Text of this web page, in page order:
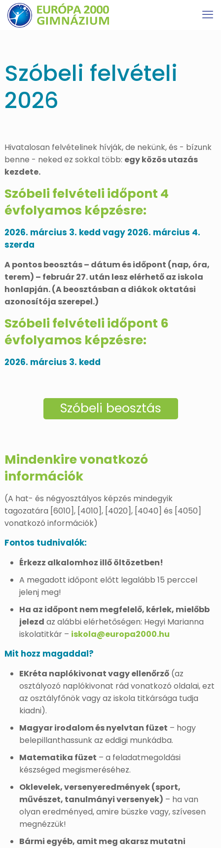
Szóbeli felvételi
2026
Hivatalosan felvételinek hívják, de nekünk, és - bízunk
benne - neked ez sokkal több: egy közös utazás
kezdete.
Szóbeli felvételi időpont 4
évfolyamos képzésre:
2026. március 3. kedd vagy 2026. március 4.
szerda
A pontos beosztás – dátum és időpont (nap, óra,
terem) – február 27. után lesz elérhető az iskola
honlapján. (A beosztásban a diákok oktatási
azonosítója szerepel.)
Szóbeli felvételi időpont 6
évfolyamos képzésre:
2026. március 3. kedd
Szóbeli beosztás
Mindenkire vonatkozó
információk
(A hat- és négyosztályos képzés mindegyik
tagozatára [6010], [4010], [4020], [4040] és [4050]
vonatkozó információk)
Fontos tudnivalók:
Érkezz alkalomhoz illő öltözetben!
A megadott időpont előtt legalább 15 perccel
jelenj meg!
Ha az időpont nem megfelelő, kérlek, mielőbb
jelezd az alábbi elérhetőségen: Hegyi Marianna
iskolatitkár – iskola@europa2000.hu
Mit hozz magaddal?
EKréta naplókivonat vagy ellenőrző(az
osztályozó naplókivonat rád vonatkozó oldalai, ezt
az osztályfőnök vagy az iskola titkársága tudja
kiadni).
Magyar irodalom és nyelvtan füzet – hogy
belepillanthassunk az eddigi munkádba.
Matematika füzet – a feladatmegoldási
készséged megismeréséhez.
Oklevelek, versenyeredmények (sport,
művészet, tanulmányi versenyek) – ha van
olyan eredményed, amire büszke vagy, szívesen
megnézzük!
Bármi egyéb, amit meg akarsz mutatni